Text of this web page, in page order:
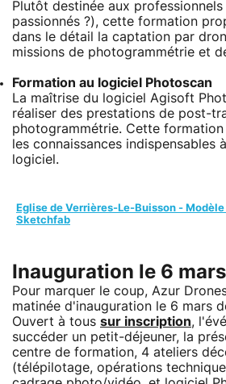
Plutôt destinée aux
passionnés ?), cette formation
dans le détail la captation par
missions de photogrammétrie et
Formation au logiciel Photoscan
La maîtrise du logiciel Agisoft
réaliser des prestations de post-
photogrammétrie. Cette
les connaissances indispensables
logiciel.
Eglise de Verrières-Le-Buisson - Modèle
Sketchfab
Inauguration le 6 mars
Pour marquer le coup, Azur
matinée d'inauguration le 6 mars
Ouvert à tous sur inscription,
succéder un petit-déjeuner, la
centre de formation, 4 ateliers
(télépilotage, opérations